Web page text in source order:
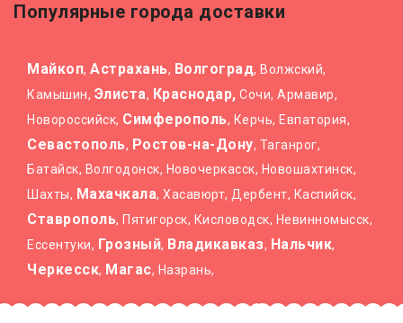
Популярные города доставки
Майкоп, Астрахань, Волгоград, Волжский,
Камышин, Элиста, Краснодар, Сочи, Армавир,
Новороссийск, Симферополь, Керчь, Евпатория,
Севастополь, Ростов-на-Дону, Таганрог,
Батайск, Волгодонск, Новочеркасск, Новошахтинск,
Шахты, Махачкала, Хасавюрт, Дербент, Каспийск,
Ставрополь, Пятигорск, Кисловодск, Невинномысск,
Ессентуки, Грозный, Владикавказ, Нальчик,
Черкесск, Магас, Назрань,